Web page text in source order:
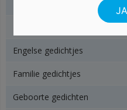
Engelse gedichtjes
Familie gedichtjes
Geboorte gedichten